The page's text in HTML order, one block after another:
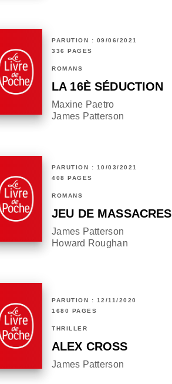
PARUTION : 09/06/2021
336 PAGES
ROMANS
LA 16È SÉDUCTION
Maxine Paetro
James Patterson
PARUTION : 10/03/2021
408 PAGES
ROMANS
JEU DE MASSACRES
James Patterson
Howard Roughan
PARUTION : 12/11/2020
1680 PAGES
THRILLER
ALEX CROSS
James Patterson